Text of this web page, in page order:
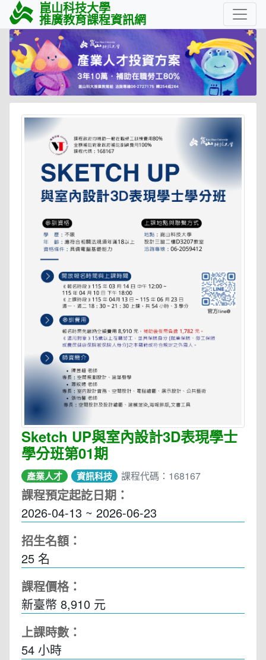
崑山科技大學
推廣教育課程資訊網
Sketch UP與室內設計3D表現學士
學分班第01期
產業人才 資訊科技 課程代碼：168167
課程預定起訖日期：
2026-04-13 ~ 2026-06-23
招生名額：
25 名
課程價格：
新臺幣 8,910 元
上課時數：
54 小時